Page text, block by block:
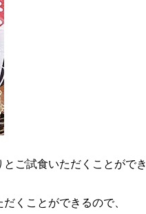
ご試食いただくことができ
くことができるので、